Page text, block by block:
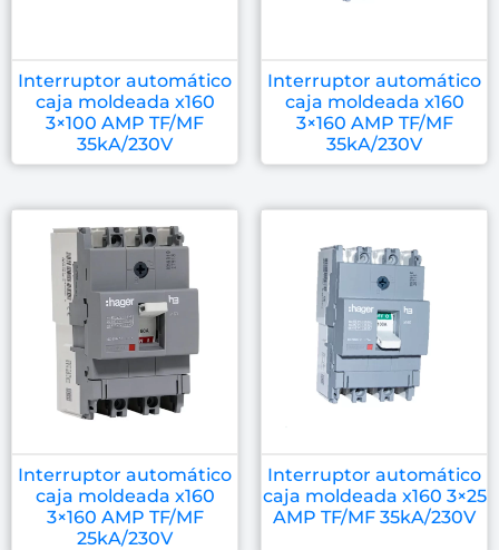
Interruptor automático
caja moldeada x160
3×100 AMP TF/MF
35kA/230V
Interruptor automático
caja moldeada x160
3×160 AMP TF/MF
35kA/230V
Interruptor automático
caja moldeada x160
3×160 AMP TF/MF
25kA/230V
Interruptor automático
caja moldeada x160 3×25
AMP TF/MF 35kA/230V